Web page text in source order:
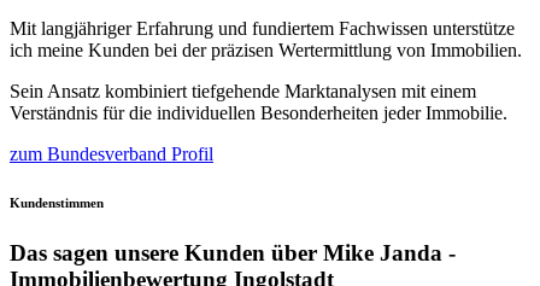
Mit langjähriger Erfahrung und fundiertem Fachwissen unterstütze
ich meine Kunden bei der präzisen Wertermittlung von Immobilien.
Sein Ansatz kombiniert tiefgehende Marktanalysen mit einem
Verständnis für die individuellen Besonderheiten jeder Immobilie.
zum Bundesverband Profil
Kundenstimmen
Das sagen unsere Kunden über Mike Janda -
Immobilienbewertung Ingolstadt